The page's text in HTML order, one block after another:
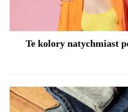
Te kolory natychmiast